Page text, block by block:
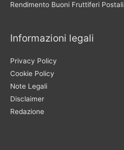
Rendimento Buoni Fruttiferi Postali
Informazioni legali
Privacy Policy
Cookie Policy
Note Legali
Disclaimer
Redazione